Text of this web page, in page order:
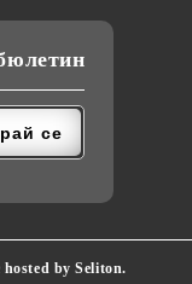
by Seliton.